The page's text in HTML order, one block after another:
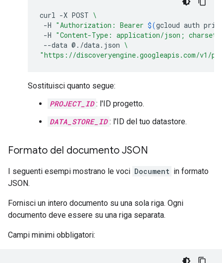
curl -X POST \
-H "Authorization: Bearer $(gcloud auth
-H "Content-Type: application/json;
--data @./data.json \
"https://discoveryengine.googleapis.com/v1/
Sostituisci quanto segue:
PROJECT_ID : l'ID progetto.
DATA_STORE_ID : l'ID del tuo datastore.
Formato del documento JSON
I seguenti esempi mostrano le voci Document in formato
JSON.
Fornisci un intero documento su una sola riga. Ogni
documento deve essere su una riga separata.
Campi minimi obbligatori: